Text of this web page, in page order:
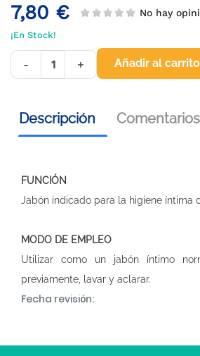
7,80 € No hay
¡En Stock!
- + Añadir al carrito
Descripción
FUNCIÓN
Jabón indicado para la higiene íntima
MODO DE EMPLEO
Utilizar como un jabón íntimo
previamente, lavar y aclarar.
Fecha revisión: